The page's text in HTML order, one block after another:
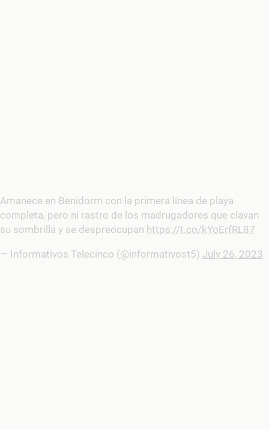
Amanece en Benidorm con la primera línea de playa
completa, pero ni rastro de los madrugadores que clavan
su sombrilla y se despreocupan https://t.co/kYoErfRL87
— Informativos Telecinco (@informativost5) July 26, 2023